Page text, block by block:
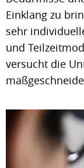
Einklang zu
sehr
und
versucht die